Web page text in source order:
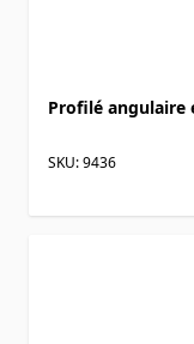
Profilé angulaire
SKU: 9436